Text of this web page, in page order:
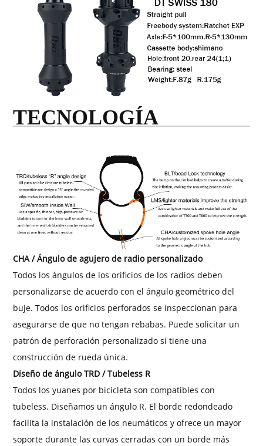
TECNOLOGÍA
CHA / Ángulo de agujero de radio personalizado
Todos los ángulos de los orificios de los radios deben
personalizarse de acuerdo con el ángulo geométrico del
buje. Todos los orificios perforados se inspeccionan para
asegurarse de que no tengan rebabas. Puede solicitar un
patrón de perforación personalizado si tiene una
construcción de rueda única.
Diseño de ángulo TRD / Tubeless R
Todos los yuanes por bicicleta son compatibles con
tubeless. Diseñamos un ángulo R. El borde redondeado
facilita la instalación de los neumáticos y ofrece un mayor
soporte durante las curvas cerradas con un borde más